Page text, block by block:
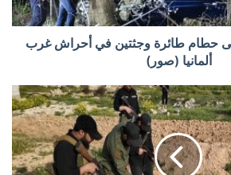
حطام طائرة وجثتين في أحراش غرب
ألمانيا (صور)